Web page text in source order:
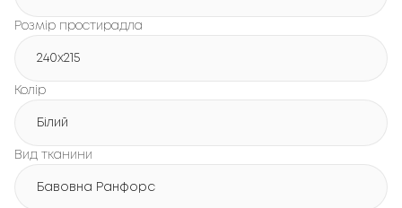
Розмір простирадла
240х215
Колір
Білий
Вид тканини
Бавовна Ранфорс